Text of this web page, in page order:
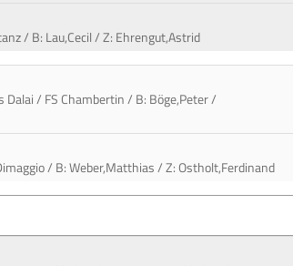
/ B: Lau,Cecil / Z: Ehrengut,Astrid
/ FS Chambertin / B: Böge,Peter /
/ B: Weber,Matthias / Z: Ostholt,Ferdinand